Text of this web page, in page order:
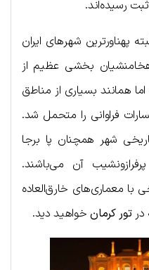
رسیده‌اند.
پهناورترین شهرهای ایران
بخشی عظیم از
همانند بسیاری از مناطق
فراوانی را متحمل شد.
شهر همچنان پا برجا
آن می‌باشند.
با معماری‌های خارق‌العاده
تور کرمانخواهید دید.